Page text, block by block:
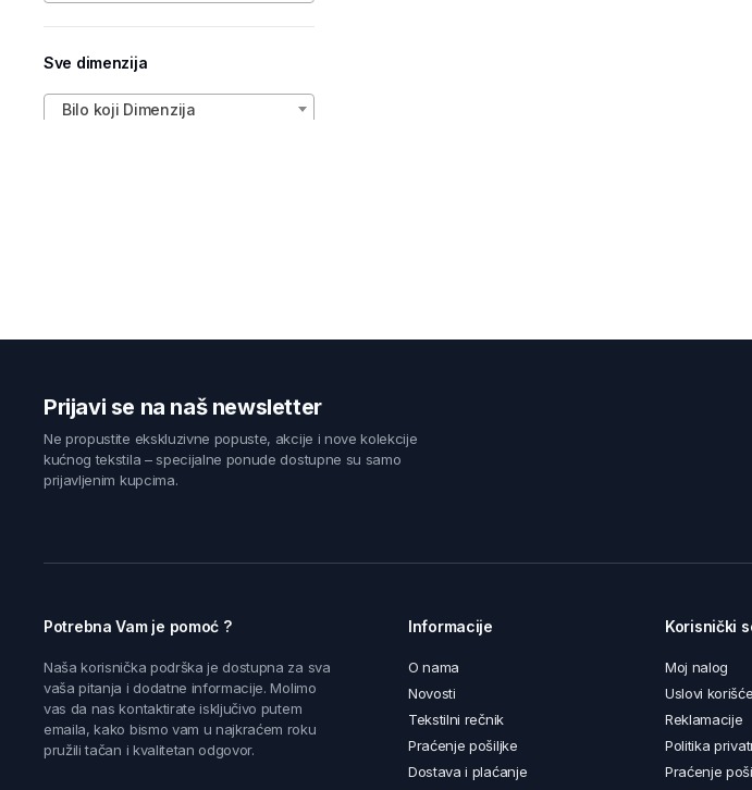
Sve dimenzija
Bilo koji Dimenzija
Prijavi se na naš newsletter
Ne propustite ekskluzivne popuste, akcije i nove kolekcije
kućnog tekstila – specijalne ponude dostupne su samo
prijavljenim kupcima.
Potrebna Vam je pomoć ?
Naša korisnička podrška je dostupna za sva
vaša pitanja i dodatne informacije. Molimo
vas da nas kontaktirate isključivo putem
emaila, kako bismo vam u najkraćem roku
pružili tačan i kvalitetan odgovor.
Informacije
O nama
Novosti
Tekstilni rečnik
Praćenje pošiljke
Dostava i plaćanje
Korisnički
Moj nalog
Uslovi
Reklamacije
Politika
Praćenje